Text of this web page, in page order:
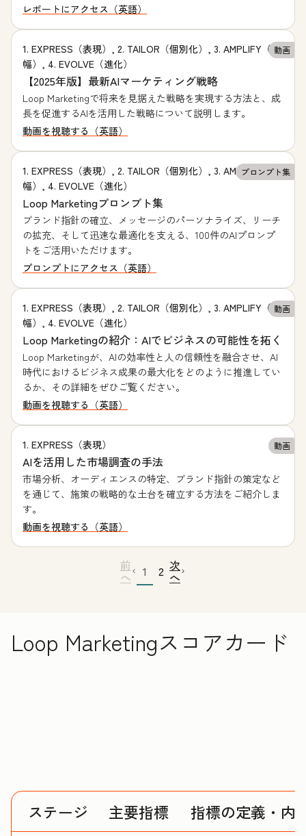
レポートにアクセス（英語）
1. EXPRESS（表現）, 2. TAILOR（個別化）, 3. AMPLIFY（増
幅）, 4. EVOLVE（進化）
動画
【2025年版】最新AIマーケティング戦略
Loop Marketingで将来を見据えた戦略を実現する方法と、成
長を促進するAIを活用した戦略について説明します。
動画を視聴する（英語）
1. EXPRESS（表現）, 2. TAILOR（個別化）, 3. AMPLIFY（増
幅）, 4. EVOLVE（進化）
プロンプト集
Loop Marketingプロンプト集
ブランド指針の確立、メッセージのパーソナライズ、リーチ
の拡充、そして迅速な最適化を支える、100件のAIプロンプ
トをご活用いただけます。
プロンプトにアクセス（英語）
1. EXPRESS（表現）, 2. TAILOR（個別化）, 3. AMPLIFY（増
幅）, 4. EVOLVE（進化）
動画
Loop Marketingの紹介：AIでビジネスの可能性を拓く
Loop Marketingが、AIの効率性と人の信頼性を融合させ、AI
時代におけるビジネス成果の最大化をどのように推進してい
るか、その詳細をぜひご覧ください。
動画を視聴する（英語）
1. EXPRESS（表現） 動画
AIを活用した市場調査の手法
市場分析、オーディエンスの特定、ブランド指針の策定など
を通じて、施策の戦略的な土台を確立する方法をご紹介しま
す。
動画を視聴する（英語）
前
へ 1 2 次
へ
Loop Marketingスコアカード
ステージ 主要指標 指標の定義・内